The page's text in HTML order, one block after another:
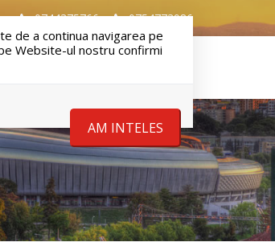
de a continua navigarea pe
Website-ul nostru confirmi
AM INTELES
0744375766 0754773986